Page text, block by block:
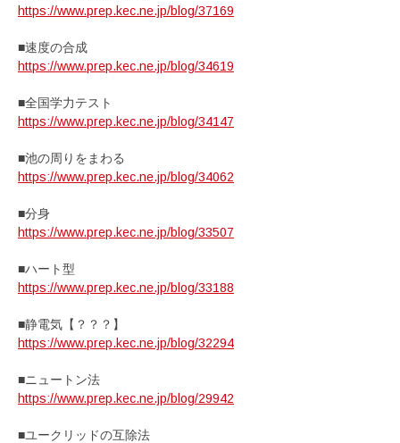
https://www.prep.kec.ne.jp/blog/37169
■速度の合成
https://www.prep.kec.ne.jp/blog/34619
■全国学力テスト
https://www.prep.kec.ne.jp/blog/34147
■池の周りをまわる
https://www.prep.kec.ne.jp/blog/34062
■分身
https://www.prep.kec.ne.jp/blog/33507
■ハート型
https://www.prep.kec.ne.jp/blog/33188
■静電気【？？？】
https://www.prep.kec.ne.jp/blog/32294
■ニュートン法
https://www.prep.kec.ne.jp/blog/29942
■ユークリッドの互除法